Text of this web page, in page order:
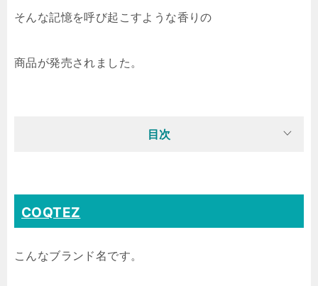
そんな記憶を呼び起こすような香りの
商品が発売されました。
目次
COQTEZ
こんなブランド名です。